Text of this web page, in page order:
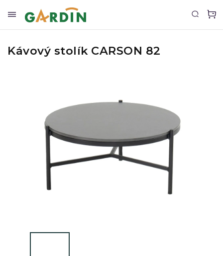
Kávový stolík CARSON 82